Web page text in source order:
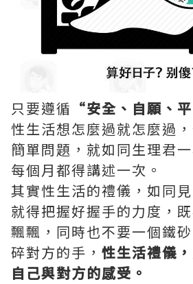
只要遵循 “安全、自願、
性生活想怎麼過就怎麼過
簡單問題，就如同生理君
每個月都得講述一次。
其實性生活的禮儀，如同
就得把握好握手的力度，
飄飄，同時也不要一個鐵
碎對方的手， 性生活禮儀
自己與對方的感受。